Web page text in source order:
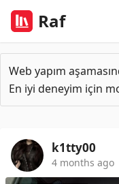
Raf
Web yapım
En iyi deneyim için
k1tty00
4 months ago